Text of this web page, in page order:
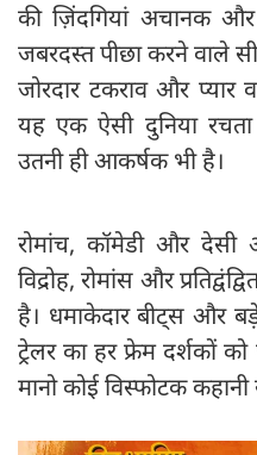
की ज़िंदगियां अचानक
जबरदस्त पीछा करने वाले
जोरदार टकराव और
यह एक ऐसी दुनिया
उतनी ही आकर्षक भी है।
रोमांच, कॉमेडी और
विद्रोह, रोमांस और
है। धमाकेदार बीट्स और
ट्रेलर का हर फ्रेम दर्शकों
मानो कोई विस्फोटक